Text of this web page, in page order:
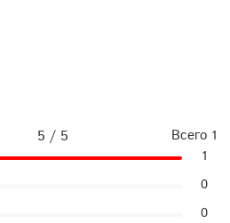
5 / 5 Всего 1
1
0
0